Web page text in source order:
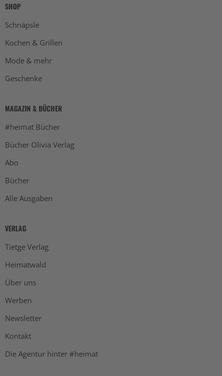
SHOP
Schnäpsle
Kochen & Grillen
Mode & mehr
Geschenke
MAGAZIN & BÜCHER
#heimat Bücher
Bücher Olivia Verlag
Abo
Bücher
Alle Ausgaben
VERLAG
Tietge Verlag
Heimatwald
Über uns
Werben
Newsletter
Kontakt
Die Agentur hinter #heimat